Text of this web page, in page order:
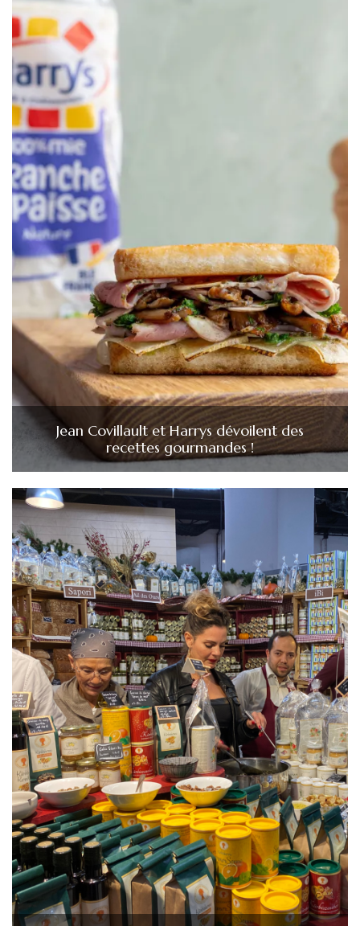
Jean Covillault et Harrys dévoilent des
recettes gourmandes !